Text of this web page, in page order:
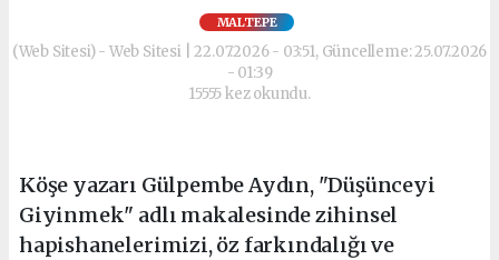
MALTEPE
(Web Sitesi) - Web Sitesi | 22.07.2026 - 03:51, Güncelleme: 25.07.2026
- 01:39
15555 kez okundu.
Köşe yazarı Gülpembe Aydın, "Düşünceyi
Giyinmek" adlı makalesinde zihinsel
hapishanelerimizi, öz farkındalığı ve